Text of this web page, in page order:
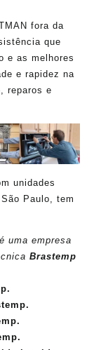
fora da
que
e as melhores
e rapidez na
reparos e
unidades
Paulo, tem
uma empresa
Brastemp